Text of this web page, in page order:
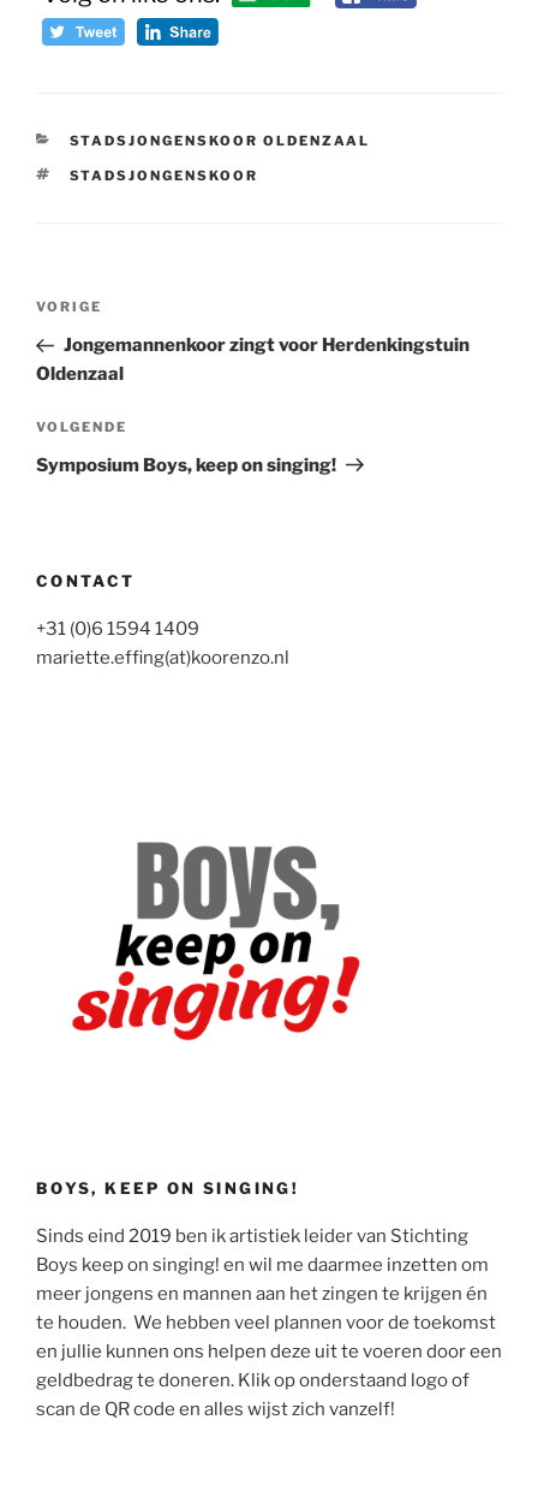
CATEGORIEËN
STADSJONGENSKOOR OLDENZAAL
TAGS
STADSJONGENSKOOR
Bericht
Vorig
bericht
VORIGE
Jongemannenkoor zingt voor Herdenkingstuin
Oldenzaal
Volgend
bericht
VOLGENDE
Symposium Boys, keep on singing!
CONTACT
+31 (0)6 1594 1409
mariette.effing(at)koorenzo.nl
BOYS, KEEP ON SINGING!
Sinds eind 2019 ben ik artistiek leider van Stichting
Boys keep on singing! en wil me daarmee inzetten om
meer jongens en mannen aan het zingen te krijgen én
te houden. We hebben veel plannen voor de toekomst
en jullie kunnen ons helpen deze uit te voeren door een
geldbedrag te doneren. Klik op onderstaand logo of
scan de QR code en alles wijst zich vanzelf!